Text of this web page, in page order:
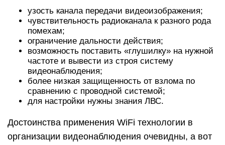
узость канала передачи видеоизображения;
чувствительность радиоканала к разного рода
помехам;
ограничение дальности действия;
возможность поставить «глушилку» на нужной
частоте и вывести из строя систему
видеонаблюдения;
более низкая защищенность от взлома по
сравнению с проводной системой;
для настройки нужны знания ЛВС.
Достоинства применения WiFi технологии в
организации видеонаблюдения очевидны, а вот